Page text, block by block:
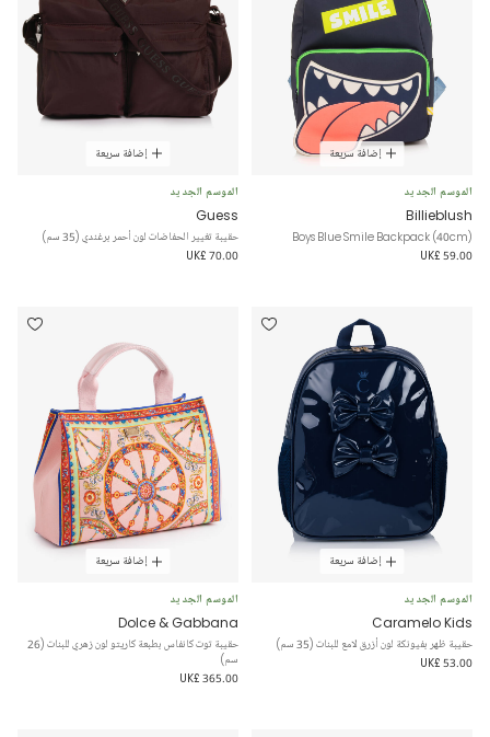
إضافة سريعة
الموسم الجديد
Billieblush
Boys Blue Smile Backpack (40cm)
UK£ 59.00
إضافة سريعة
الموسم الجديد
Guess
حقيبة تغيير الحفاضات لون أحمر برغندي (35 سم)
UK£ 70.00
إضافة سريعة
الموسم الجديد
Caramelo Kids
حقيبة ظهر بفيونكة لون أزرق لامع للبنات (35 سم)
UK£ 53.00
إضافة سريعة
الموسم الجديد
Dolce & Gabbana
حقيبة توت كانفاس بطبعة كاريتو لون زهري للبنات (26
سم)
UK£ 365.00